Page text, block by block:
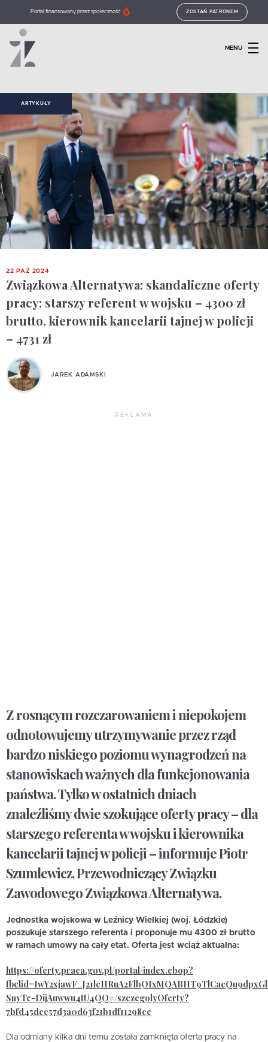
Portal finansowany przez społeczność ZOSTAŃ PATRONEM
MENU
ARTYKUŁY
22 PAŹ 2024
Związkowa Alternatywa: skandaliczne oferty
pracy: starszy referent w wojsku – 4300 zł
brutto, kierownik kancelarii tajnej w policji
– 4731 zł
JAREK ADAMSKI
REKLAMA
Z rosnącym rozczarowaniem i niepokojem
odnotowujemy utrzymywanie przez rząd
bardzo niskiego poziomu wynagrodzeń na
stanowiskach ważnych dla funkcjonowania
państwa. Tylko w ostatnich dniach
znaleźliśmy dwie szokujące oferty pracy – dla
starszego referenta w wojsku i kierownika
kancelarii tajnej w policji – informuje Piotr
Szumlewicz, Przewodniczący Związku
Zawodowego Związkowa Alternatywa.
Jednostka wojskowa w Leźnicy Wielkiej (woj. Łódzkie)
poszukuje starszego referenta i proponuje mu 4300 zł brutto
w ramach umowy na cały etat. Oferta jest wciąż aktualna:
https://oferty.praca.gov.pl/portal/index.cbop?
SnyTc-DijAuwwu4tU4QQ#/szczegolyOferty?
7bfd45dec57d3a0d63f21b1df11298ce
Dla odmiany kilka dni temu została zamknięta oferta pracy na